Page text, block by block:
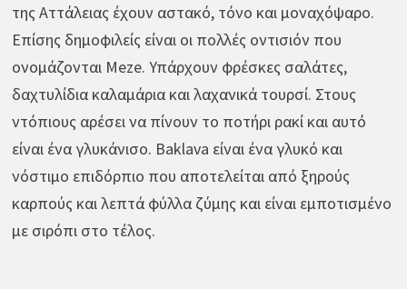
της Αττάλειας έχουν αστακό, τόνο και μοναχόψαρο.
Επίσης δημοφιλείς είναι οι πολλές οντισιόν που
ονομάζονται Meze. Υπάρχουν φρέσκες σαλάτες,
δαχτυλίδια καλαμάρια και λαχανικά τουρσί. Στους
ντόπιους αρέσει να πίνουν το ποτήρι ρακί και αυτό
είναι ένα γλυκάνισο. Baklava είναι ένα γλυκό και
νόστιμο επιδόρπιο που αποτελείται από ξηρούς
καρπούς και λεπτά φύλλα ζύμης και είναι εμποτισμένο
με σιρόπι στο τέλος.